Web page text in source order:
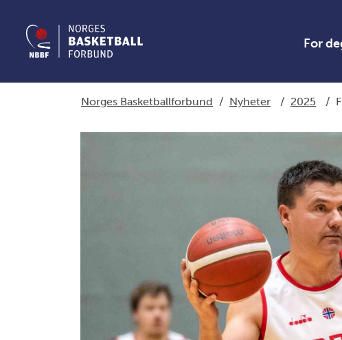
For
Norges Basketballforbund / Nyheter / 2025 /